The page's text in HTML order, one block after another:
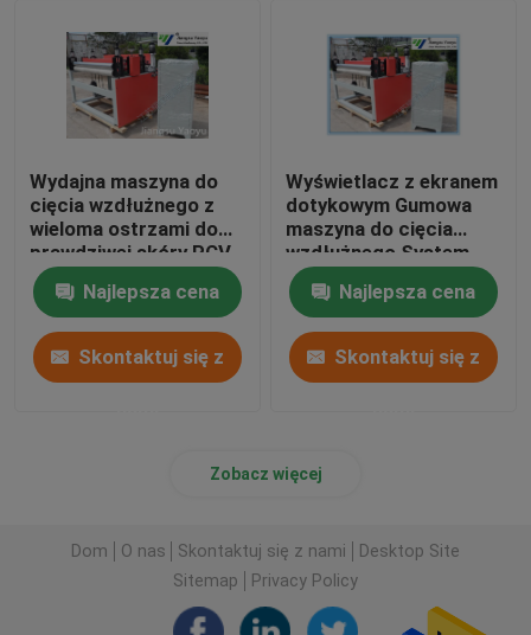
Wydajna maszyna do
cięcia wzdłużnego z
wieloma ostrzami do
prawdziwej skóry PCV
Najlepsza cena
Skontaktuj się z
Wyświetlacz z ekranem
dotykowym Gumowa
maszyna do cięcia
wzdłużnego System
sterowania PLC dla
skórzanej tkaniny
Najlepsza cena
Skontaktuj się z
Zobacz więcej
Dom O nas Skontaktuj się z nami
Desktop Site
Sitemap
Privacy Policy